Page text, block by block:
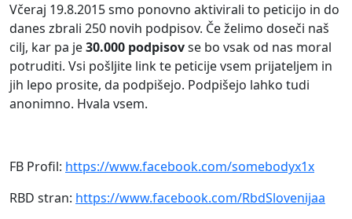
Včeraj 19.8.2015 smo ponovno aktivirali to peticijo in do
danes zbrali 250 novih podpisov. Če želimo doseči naš
cilj, kar pa je30.000 podpisovse bo vsak od nas moral
potruditi. Vsi pošljite link te peticije vsem prijateljem in
jih lepo prosite, da podpišejo. Podpišejo lahko tudi
anonimno. Hvala vsem.
FB Profil: https://www.facebook.com/somebodyx1x
RBD stran: https://www.facebook.com/RbdSlovenijaa